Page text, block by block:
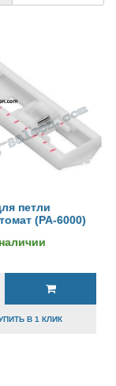
петли
(РА-6000)
В 1 КЛИК